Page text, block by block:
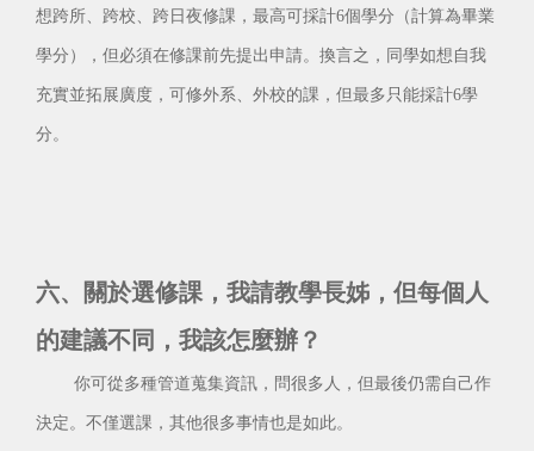
想跨所、跨校、跨日夜修課，最高可採計6個學分（計算為畢業
學分），但必須在修課前先提出申請。換言之，同學如想自我
充實並拓展廣度，可修外系、外校的課，但最多只能採計6學
分。
六、關於選修課，我請教學長姊，但每個人
的建議不同，我該怎麼辦？
你可從多種管道蒐集資訊，問很多人，但最後仍需自己作
決定。不僅選課，其他很多事情也是如此。